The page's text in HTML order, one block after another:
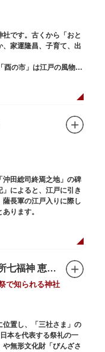
です。古くから「おと
家運隆昌、子育て、出
酉の市」は江戸の風物詩
ツ頭芋、お多福の面な
ます。樋口一葉の代表
る「なでおかめ」も人
」とも言われ、福が多
縁起物です。
日本武尊（やまとたけ
知られ、寿老人が祀ら
田総司終焉之地」の碑
によると、江戸に引き
長軍の江戸入りに際し
ります。
浅草神社（浅草名所七福神 恵比須）
で知られる神社
置し、「三社さま」の
本を代表する祭礼の一
無形文化財「びんざさ